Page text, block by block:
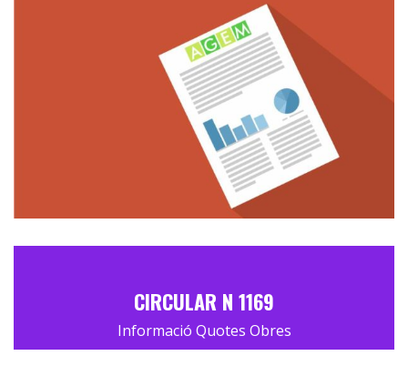
CIRCULAR N 1169
Informació Quotes Obres